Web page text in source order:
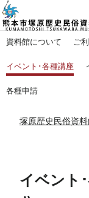
資料館について ご
イベント･各種講座
各種申請
塚原歴史民俗資
イベント